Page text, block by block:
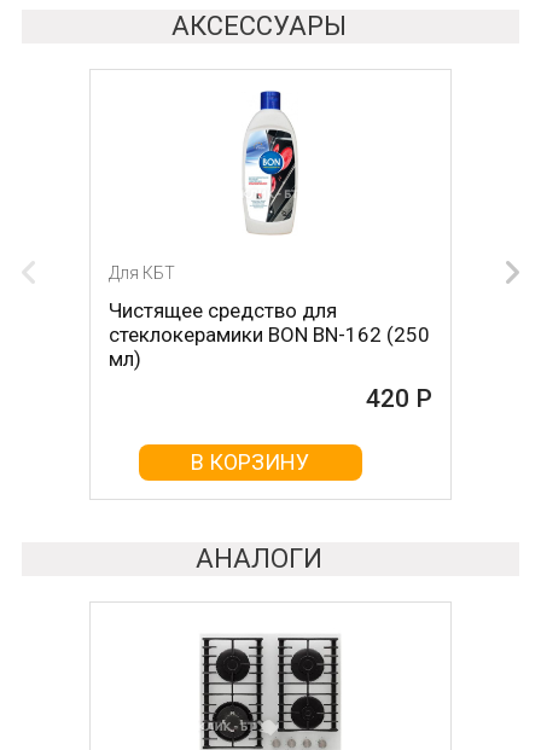
АКСЕССУАРЫ
Для КБТ
Чистящее средство для
стеклокерамики BON BN-162 (250
мл)
420 Р
В КОРЗИНУ
Для КБТ
Скребок для ухода за
стеклокерамикой BON BN-603
В КОРЗИНУ
АНАЛОГИ